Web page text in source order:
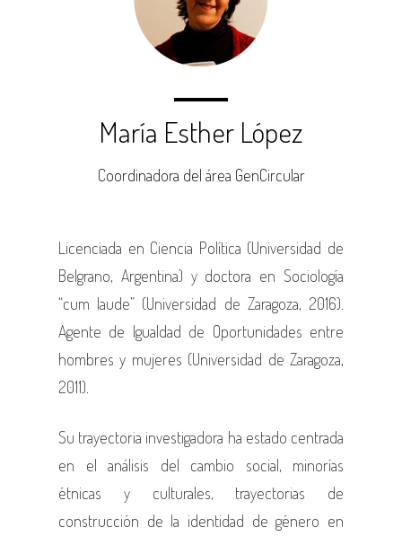
María Esther López
Coordinadora del área GenCircular
Licenciada en Ciencia Política (Universidad de
Belgrano, Argentina) y doctora en Sociología
“cum laude” (Universidad de Zaragoza, 2016).
Agente de Igualdad de Oportunidades entre
hombres y mujeres (Universidad de Zaragoza,
2011).
Su trayectoria investigadora ha estado centrada
en el análisis del cambio social, minorías
étnicas y culturales, trayectorias de
construcción de la identidad de género en